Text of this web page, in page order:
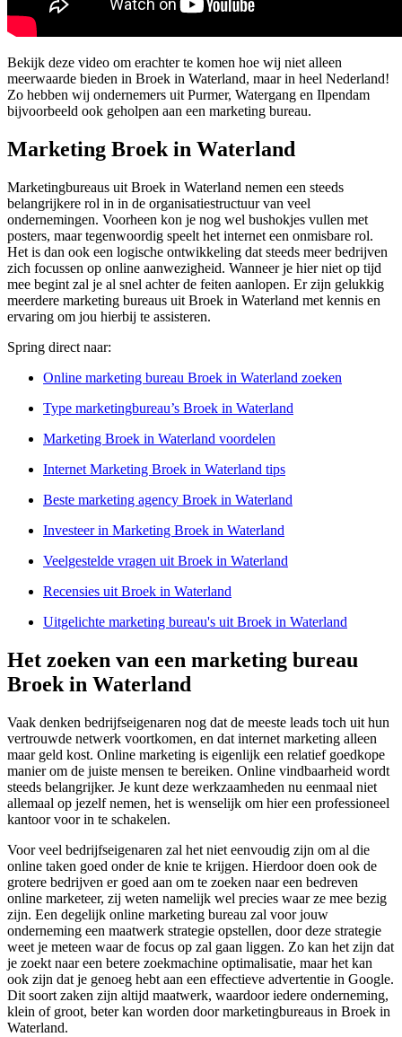
Bekijk deze video om erachter te komen hoe wij niet alleen
meerwaarde bieden in Broek in Waterland, maar in heel Nederland!
Zo hebben wij ondernemers uit Purmer, Watergang en Ilpendam
bijvoorbeeld ook geholpen aan een marketing bureau.
Marketing Broek in Waterland
Marketingbureaus uit Broek in Waterland nemen een steeds
belangrijkere rol in in de organisatiestructuur van veel
ondernemingen. Voorheen kon je nog wel bushokjes vullen met
posters, maar tegenwoordig speelt het internet een onmisbare rol.
Het is dan ook een logische ontwikkeling dat steeds meer bedrijven
zich focussen op online aanwezigheid. Wanneer je hier niet op tijd
mee begint zal je al snel achter de feiten aanlopen. Er zijn gelukkig
meerdere marketing bureaus uit Broek in Waterland met kennis en
ervaring om jou hierbij te assisteren.
Spring direct naar:
Online marketing bureau Broek in Waterland zoeken
Type marketingbureau’s Broek in Waterland
Marketing Broek in Waterland voordelen
Internet Marketing Broek in Waterland tips
Beste marketing agency Broek in Waterland
Investeer in Marketing Broek in Waterland
Veelgestelde vragen uit Broek in Waterland
Recensies uit Broek in Waterland
Uitgelichte marketing bureau's uit Broek in Waterland
Het zoeken van een marketing bureau
Broek in Waterland
Vaak denken bedrijfseigenaren nog dat de meeste leads toch uit hun
vertrouwde netwerk voortkomen, en dat internet marketing alleen
maar geld kost. Online marketing is eigenlijk een relatief goedkope
manier om de juiste mensen te bereiken. Online vindbaarheid wordt
steeds belangrijker. Je kunt deze werkzaamheden nu eenmaal niet
allemaal op jezelf nemen, het is wenselijk om hier een professioneel
kantoor voor in te schakelen.
Voor veel bedrijfseigenaren zal het niet eenvoudig zijn om al die
online taken goed onder de knie te krijgen. Hierdoor doen ook de
grotere bedrijven er goed aan om te zoeken naar een bedreven
online marketeer, zij weten namelijk wel precies waar ze mee bezig
zijn. Een degelijk online marketing bureau zal voor jouw
onderneming een maatwerk strategie opstellen, door deze strategie
weet je meteen waar de focus op zal gaan liggen. Zo kan het zijn dat
je zoekt naar een betere zoekmachine optimalisatie, maar het kan
ook zijn dat je genoeg hebt aan een effectieve advertentie in Google.
Dit soort zaken zijn altijd maatwerk, waardoor iedere onderneming,
klein of groot, beter kan worden door marketingbureaus in Broek in
Waterland.